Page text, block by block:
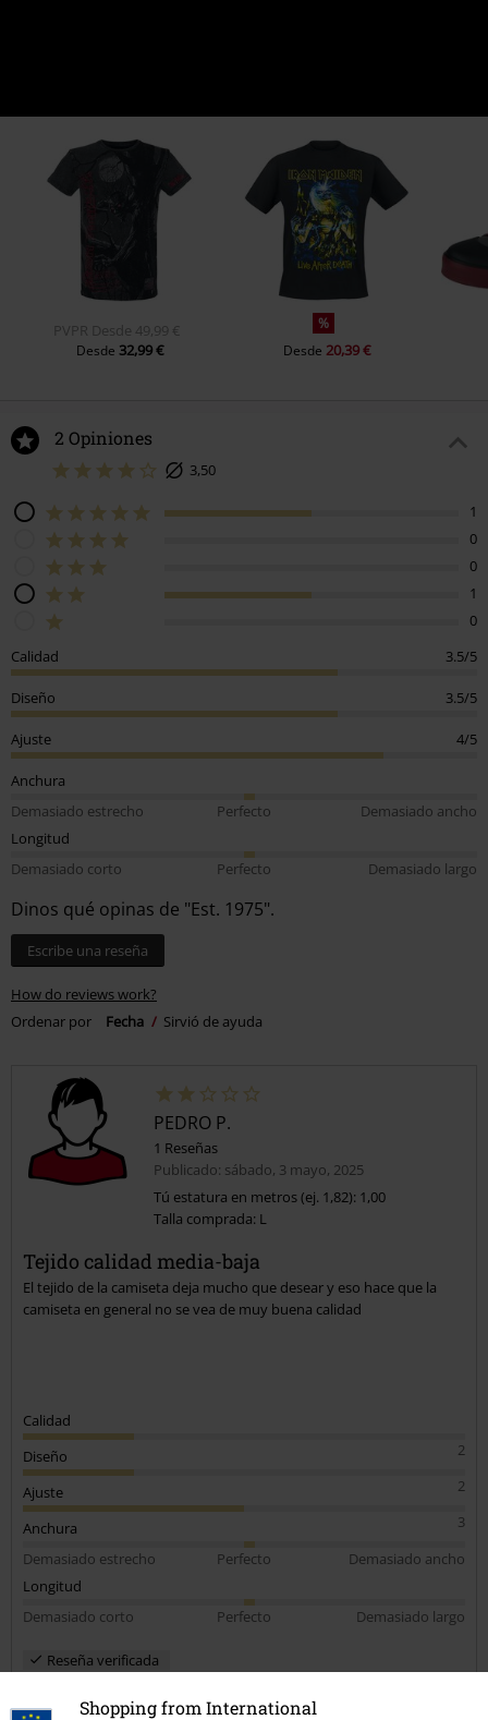
Shopping from International
PVPR Desde 49,99 €
Desde 32,99 €
%
Desde 20,39 €
2 Opiniones
3,50
1
0
0
1
0
Calidad
3.5/5
Diseño 3.5/5
Ajuste 4/5
Anchura
Demasiado estrecho
Perfecto
Demasiado ancho
Longitud
Demasiado corto
Perfecto Demasiado largo
Dinos qué opinas de "Est. 1975".
Escribe una reseña
How do reviews work?
Ordenar por
Fecha Sirvió de ayuda
PEDRO P.
1 Reseñas
Publicado: sábado, 3 mayo, 2025
Tú estatura en metros (ej. 1,82): 1,00
Talla comprada: L
Tejido calidad media-baja
El tejido de la camiseta deja mucho que desear y eso hace que la
camiseta en general no se vea de muy buena calidad
Calidad
2
Diseño
2
Ajuste
3
Anchura
Demasiado estrecho
Perfecto
Demasiado ancho
Longitud
Demasiado corto
Perfecto Demasiado largo
Reseña verificada